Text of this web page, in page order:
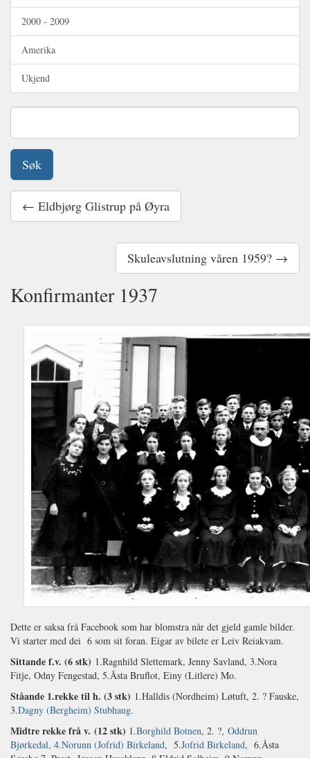
2000 - 2009
Amerika
Ukjend
← Eldbjørg Glistrup på Øyra
Skuleavslutning våren 1959? →
Konfirmanter 1937
Dette er saksa frå Facebook som har blomstra når det gjeld gamle bilder.
Vi starter med dei 6 som sit foran. Eigar av bilete er Leiv Reiakvam.
Sittande f.v. (6 stk) 1.Ragnhild Slettemark, Jenny Savland, 3.Nora
Fitje, Odny Fengestad, 5.Åsta Bruflot, Einy (Litlere) Mo.
Ståande 1.rekke til h. (3 stk) 1.Halldis (Nordheim) Løtuft, 2. ? Fauske,
3.Dagny (Bergheim) Stubhaug.
Midtre rekke frå v. (12 stk) 1.Borghild Botnen, 2. ?, Oddrun
Bjørkedal, 4.Norunn (Jofrid) Birkeland, 5.Jofrid Birkeland, 6.Åsta